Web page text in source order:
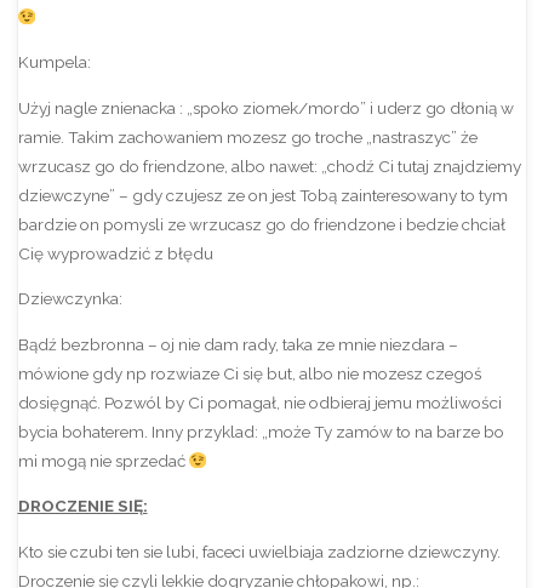
Kumpela:
Użyj nagle znienacka : „spoko ziomek/mordo” i uderz go dłonią w
ramie. Takim zachowaniem mozesz go troche „nastraszyc” że
wrzucasz go do friendzone, albo nawet: „chodź Ci tutaj znajdziemy
dziewczyne” – gdy czujesz ze on jest Tobą zainteresowany to tym
bardzie on pomysli ze wrzucasz go do friendzone i bedzie chciał
Cię wyprowadzić z błędu
Dziewczynka:
Bądź bezbronna – oj nie dam rady, taka ze mnie niezdara –
mówione gdy np rozwiaze Ci się but, albo nie mozesz czegoś
dosięgnąć. Pozwól by Ci pomagał, nie odbieraj jemu możliwości
bycia bohaterem. Inny przyklad: „może Ty zamów to na barze bo
mi mogą nie sprzedać
DROCZENIE SIĘ:
Kto sie czubi ten sie lubi, faceci uwielbiaja zadziorne dziewczyny.
Droczenie się czyli lekkie dogryzanie chłopakowi, np.: